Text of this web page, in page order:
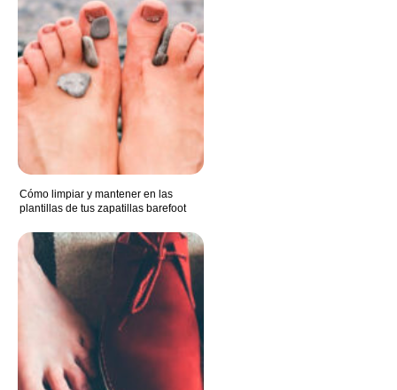
Cómo limpiar y mantener en las
plantillas de tus zapatillas barefoot